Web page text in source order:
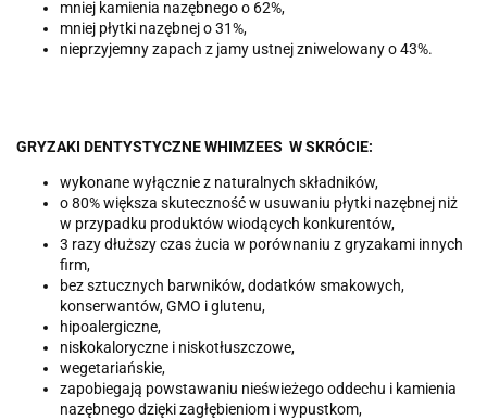
mniej kamienia nazębnego o 62%,
mniej płytki nazębnej o 31%,
nieprzyjemny zapach z jamy ustnej zniwelowany o 43%.
GRYZAKI DENTYSTYCZNE WHIMZEES W SKRÓCIE:
wykonane wyłącznie z naturalnych składników,
o 80% większa skuteczność w usuwaniu płytki nazębnej niż
w przypadku produktów wiodących konkurentów,
3 razy dłuższy czas żucia w porównaniu z gryzakami innych
firm,
bez sztucznych barwników, dodatków smakowych,
konserwantów, GMO i glutenu,
hipoalergiczne,
niskokaloryczne i niskotłuszczowe,
wegetariańskie,
zapobiegają powstawaniu nieświeżego oddechu i kamienia
nazębnego dzięki zagłębieniom i wypustkom,